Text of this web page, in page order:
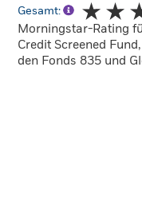
Gesamt:
Morningstar-Rating
Credit Screened
den Fonds 835 und